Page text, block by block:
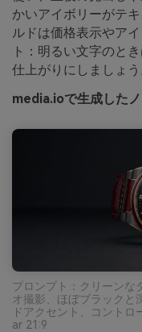
かいアイボリーがテ
ルドは価格表示やア
ト：明るい文字のと
仕上がりにしましょう
media.ioで生成した
プロンプト：クリーンな
オ撮影、ほぼブラックと
ドアクセント、コント
ar 21:9